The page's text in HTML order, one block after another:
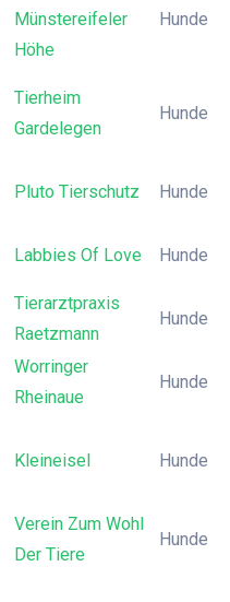
Münstereifeler
Höhe
Hunde
Tierheim
Gardelegen
Hunde
Pluto Tierschutz Hunde
Labbies Of Love Hunde
Tierarztpraxis
Raetzmann
Hunde
Worringer
Rheinaue
Hunde
Kleineisel Hunde
Verein Zum Wohl
Der Tiere
Hunde